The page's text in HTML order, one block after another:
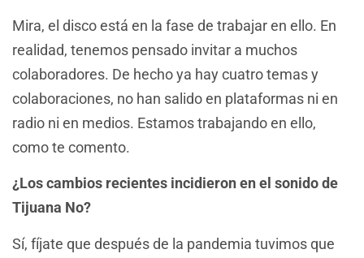
Mira, el disco está en la fase de trabajar en ello. En
realidad, tenemos pensado invitar a muchos
colaboradores. De hecho ya hay cuatro temas y
colaboraciones, no han salido en plataformas ni en
radio ni en medios. Estamos trabajando en ello,
como te comento.
¿Los cambios recientes incidieron en el sonido de
Tijuana No?
Sí, fíjate que después de la pandemia tuvimos que